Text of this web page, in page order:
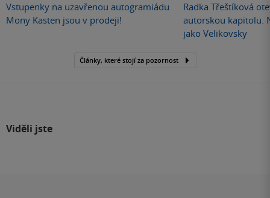
Vstupenky na uzavřenou autogramiádu
Mony Kasten jsou v prodeji!
Radka Třeštíková
autorskou kapitolu.
jako Velikovsky
Články, které stojí za pozornost
Viděli jste